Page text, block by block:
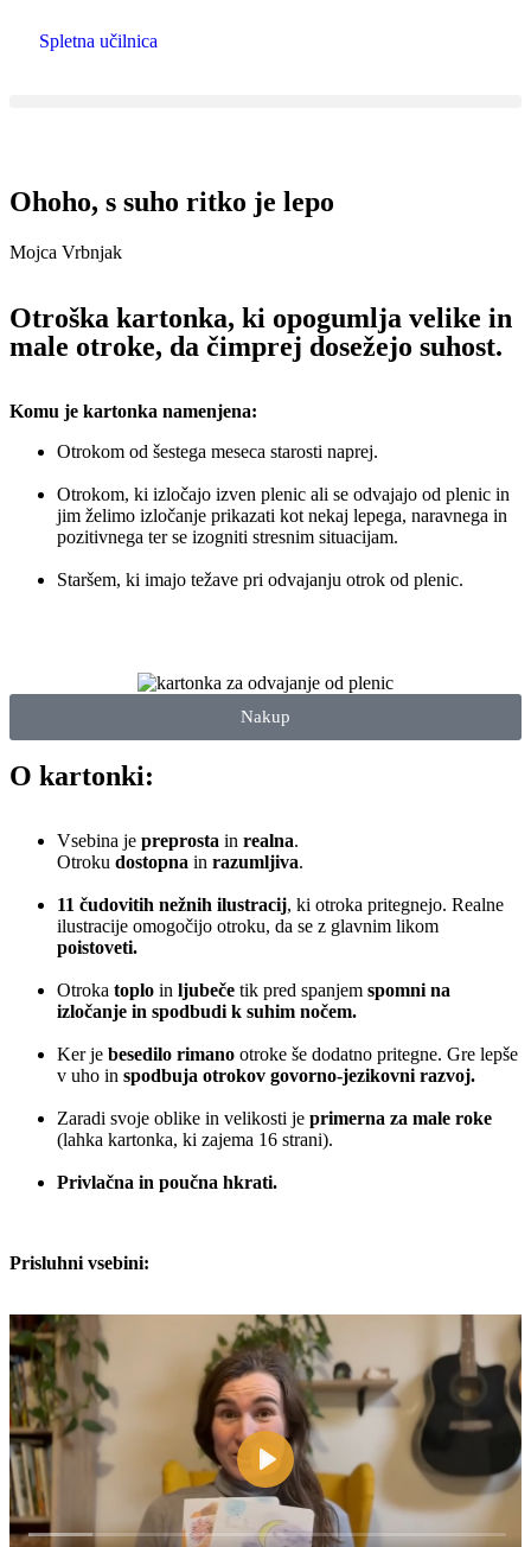
Spletna učilnica
Ohoho, s suho ritko je lepo
Mojca Vrbnjak
Otroška kartonka, ki opogumlja velike in
male otroke, da čimprej dosežejo suhost.
Komu je kartonka namenjena:
Otrokom od šestega meseca starosti naprej.
Otrokom, ki izločajo izven plenic ali se odvajajo od plenic in
jim želimo izločanje prikazati kot nekaj lepega, naravnega in
pozitivnega ter se izogniti stresnim situacijam.
Staršem, ki imajo težave pri odvajanju otrok od plenic.
Nakup
O kartonki:
Vsebina je preprosta in realna.
Otroku dostopna in razumljiva.
11 čudovitih nežnih ilustracij, ki otroka pritegnejo. Realne
ilustracije omogočijo otroku, da se z glavnim likom
poistoveti.
Otroka toplo in ljubeče tik pred spanjem spomni na
izločanje in spodbudi k suhim nočem.
Ker je besedilo rimano otroke še dodatno pritegne. Gre lepše
v uho in spodbuja otrokov govorno-jezikovni razvoj.
Zaradi svoje oblike in velikosti je primerna za male roke
(lahka kartonka, ki zajema 16 strani).
Privlačna in poučna hkrati.
Prisluhni vsebini: